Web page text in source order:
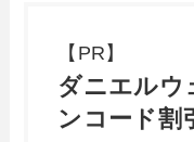
【PR】
ダニエルウ
ンコード割